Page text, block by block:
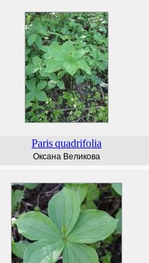
Parisquadrifolia
Оксана Великова